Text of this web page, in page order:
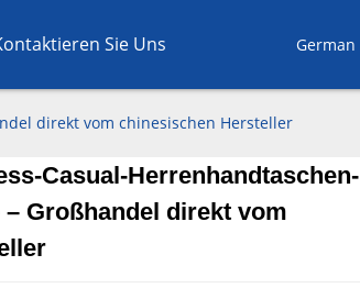
Sie Uns German
direkt vom chinesischen Hersteller
Casual-Herrenhandtaschen-
Großhandel direkt vom